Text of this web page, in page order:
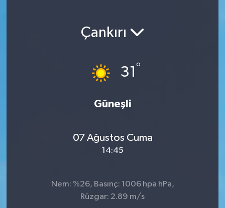
Çankırı
31°
Güneşli
07 Ağustos Cuma
14:45
Nem: %26, Basınç: 1006 hpa hPa,
Rüzgar: 2.89 m/s